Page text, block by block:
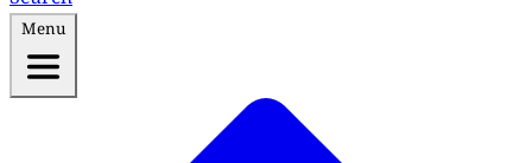
Menu